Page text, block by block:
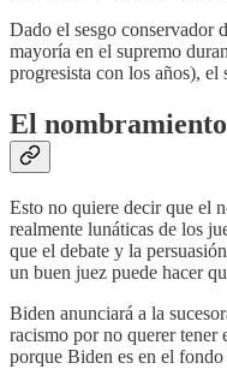
Dado el sesgo conservador
mayoría en el supremo
progresista con los años),
El nombramiento
Esto no quiere decir que el
realmente lunáticas de los
que el debate y la
un buen juez puede hacer
Biden anunciará a la
racismo por no querer tener
porque Biden es en el